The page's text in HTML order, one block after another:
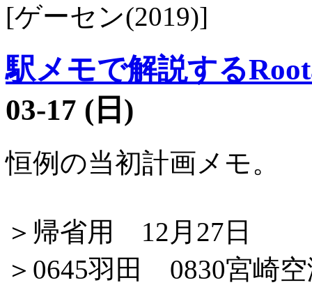
[ゲーセン(2019)]
駅メモで解説する
03-17 (日)
恒例の当初計画メモ。
＞帰省用 12月27日
＞0645羽田 0830宮崎